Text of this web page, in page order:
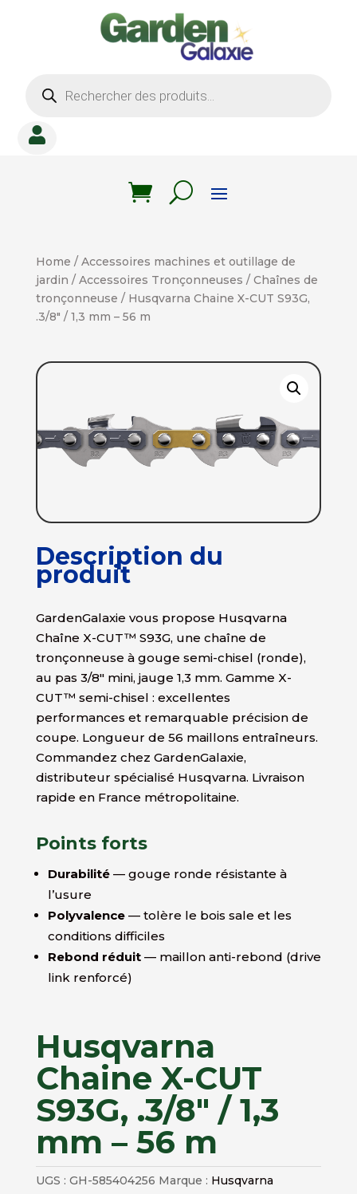
produits

Home / Accessoires machines et outillage de
jardin / Accessoires Tronçonneuses / Chaînes de
tronçonneuse / Husqvarna Chaine X-CUT S93G,
.3/8″ / 1,3 mm – 56 m
Description du
produit
GardenGalaxie vous propose Husqvarna
Chaîne X-CUT™ S93G, une chaîne de
tronçonneuse à gouge semi-chisel (ronde),
au pas 3/8″ mini, jauge 1,3 mm. Gamme X-
CUT™ semi-chisel : excellentes
performances et remarquable précision de
coupe. Longueur de 56 maillons entraîneurs.
Commandez chez GardenGalaxie,
distributeur spécialisé Husqvarna. Livraison
rapide en France métropolitaine.
Points forts
Durabilité— gouge ronde résistante à
l’usure
Polyvalence— tolère le bois sale et les
conditions difficiles
Rebond réduit— maillon anti-rebond (drive
link renforcé)
Husqvarna
Chaine X-CUT
S93G, .3/8″ / 1,3
mm – 56 m
UGS : GH-585404256 Marque : Husqvarna